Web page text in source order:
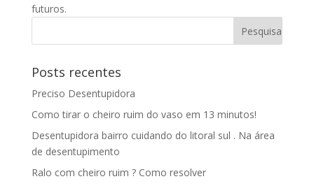
futuros.
Posts recentes
Preciso Desentupidora
Como tirar o cheiro ruim do vaso em 13 minutos!
Desentupidora bairro cuidando do litoral sul . Na área
de desentupimento
Ralo com cheiro ruim ? Como resolver